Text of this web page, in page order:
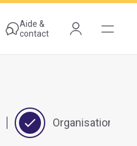
Aide &
contact
Organisation